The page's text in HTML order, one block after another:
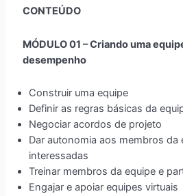
CONTEÚDO
MÓDULO 01 – Criando uma
desempenho
Construir uma equipe
Definir as regras básicas da
Negociar acordos de projeto
Dar autonomia aos membros da
interessadas
Treinar membros da equipe e
Engajar e apoiar equipes virtuais